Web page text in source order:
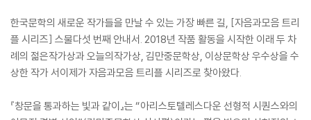
한국문학의 새로운 작가들을 만날 수 있는 가장 빠른 길, [자음과모음 트리
플 시리즈] 스물다섯 번째 안내서. 2018년 작품 활동을 시작한 이래 두 차
례의 젊은작가상과 오늘의작가상, 김만중문학상, 이상문학상 우수상을 수
상한 작가 서이제가 자음과모음 트리플 시리즈로 찾아왔다.
『창문을 통과하는 빛과 같이』는 “아리스토텔레스다운 선형적 시퀀스와의